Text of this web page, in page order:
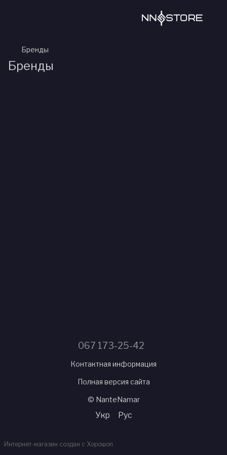
Бренды
Бренды
067 173-25-42
Контактная информация
Полная версия сайта
© NanteNamar
Укр Рус
Интернет-магазин создан с Хорошоп